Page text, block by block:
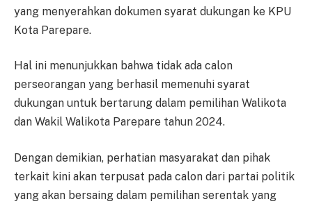
yang menyerahkan dokumen syarat dukungan ke KPU
Kota Parepare.
Hal ini menunjukkan bahwa tidak ada calon
perseorangan yang berhasil memenuhi syarat
dukungan untuk bertarung dalam pemilihan Walikota
dan Wakil Walikota Parepare tahun 2024.
Dengan demikian, perhatian masyarakat dan pihak
terkait kini akan terpusat pada calon dari partai politik
yang akan bersaing dalam pemilihan serentak yang